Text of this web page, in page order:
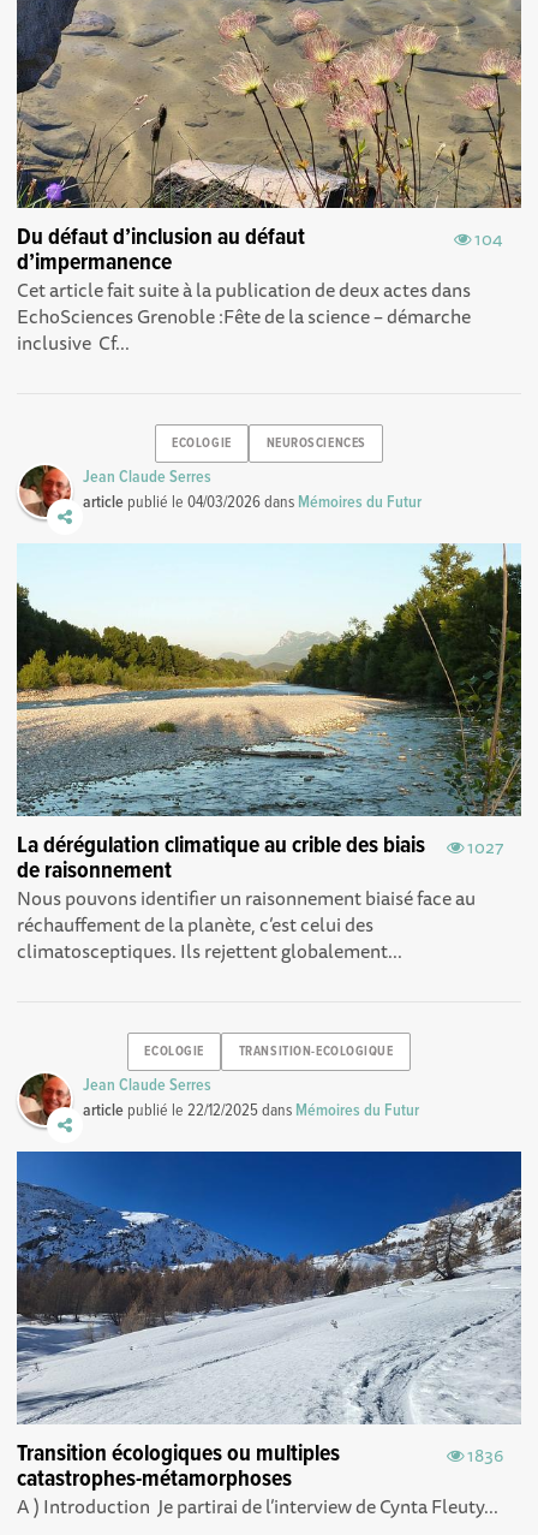
104
Du défaut d’inclusion au défaut
d’impermanence
Cet article fait suite à la publication de deux actes dans
EchoSciences Grenoble : Fête de la science – démarche
inclusive Cf...
ECOLOGIE NEUROSCIENCES
Jean Claude Serres
article publié le04/03/2026dans Mémoires du Futur
1027
La dérégulation climatique au crible des biais
de raisonnement
Nous pouvons identifier un raisonnement biaisé face au
réchauffement de la planète, c’est celui des
climatosceptiques. Ils rejettent globalement...
ECOLOGIE TRANSITION-ECOLOGIQUE
Jean Claude Serres
article publié le22/12/2025dans Mémoires du Futur
1836
Transition écologiques ou multiples
catastrophes-métamorphoses
A ) Introduction Je partirai de l’interview de Cynta Fleuty...